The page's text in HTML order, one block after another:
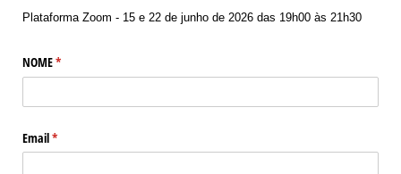
Plataforma Zoom - 15 e 22 de junho de 2026 das 19h00 às 21h30
NOME*
(obrigatório)
Email*
(obrigatório)